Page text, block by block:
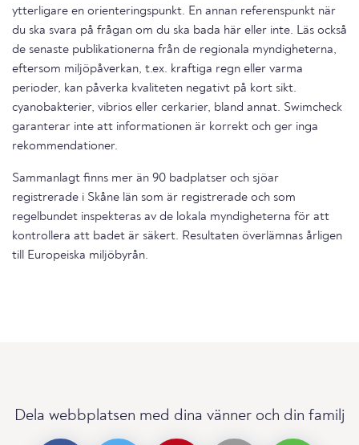
ytterligare en orienteringspunkt. En annan referenspunkt när
du ska svara på frågan om du ska bada här eller inte. Läs också
de senaste publikationerna från de regionala myndigheterna,
eftersom miljöpåverkan, t.ex. kraftiga regn eller varma
perioder, kan påverka kvaliteten negativt på kort sikt.
cyanobakterier, vibrios eller cerkarier, bland annat. Swimcheck
garanterar inte att informationen är korrekt och ger inga
rekommendationer.
Sammanlagt finns mer än 90 badplatser och sjöar
registrerade i Skåne län som är registrerade och som
regelbundet inspekteras av de lokala myndigheterna för att
kontrollera att badet är säkert. Resultaten överlämnas årligen
till Europeiska miljöbyrån.
Dela webbplatsen med dina vänner och din familj